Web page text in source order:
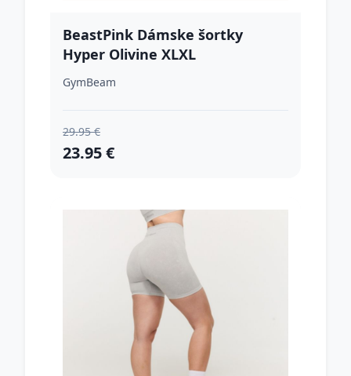
BeastPink Dámske šortky
Hyper Olivine XLXL
GymBeam
29.95 €
23.95 €